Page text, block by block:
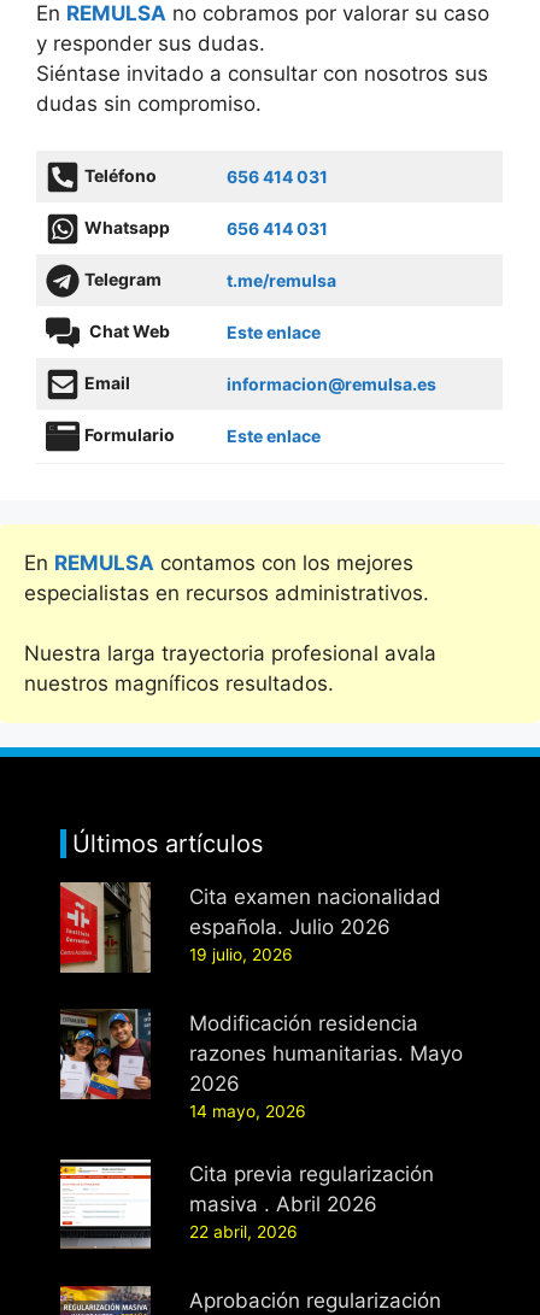
En REMULSA no cobramos por valorar su caso
y responder sus dudas.
Siéntase invitado a consultar con nosotros sus
dudas sin compromiso.
Teléfono 656 414 031
Whatsapp 656 414 031
Telegram t.me/remulsa
Chat Web Este enlace
Email informacion@remulsa.es
Formulario Este enlace
En REMULSA contamos con los mejores
especialistas en recursos administrativos.
Nuestra larga trayectoria profesional avala
nuestros magníficos resultados.
Últimos artículos
Cita examen nacionalidad
española. Julio 2026
19 julio, 2026
Modificación residencia
razones humanitarias. Mayo
2026
14 mayo, 2026
Cita previa regularización
masiva . Abril 2026
22 abril, 2026
Aprobación regularización